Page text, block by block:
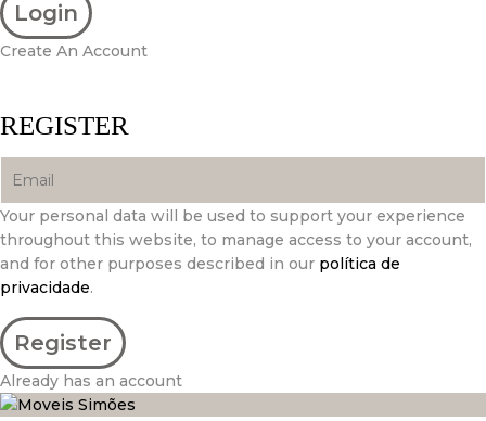
Create An Account
REGISTER
Your personal data will be used to support your experience
throughout this website, to manage access to your account,
and for other purposes described in our política de
privacidade.
Already has an account